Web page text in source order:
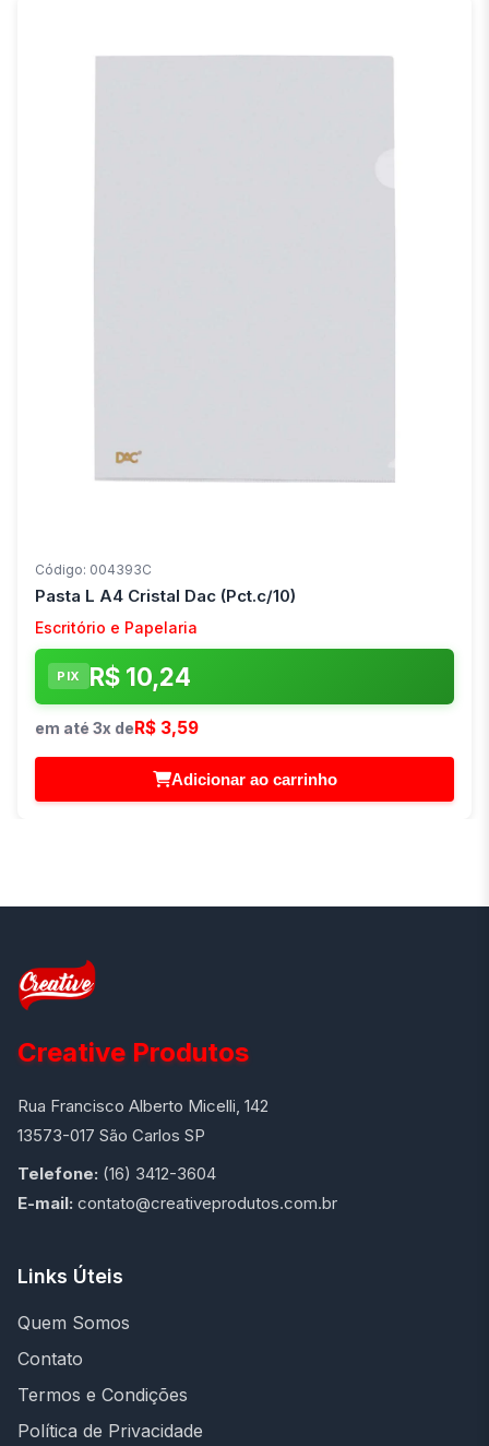
Código: 004393C
Pasta L A4 Cristal Dac (Pct.c/10)
Escritório e Papelaria
PIX R$ 10,24
em até 3x deR$ 3,59
Adicionar ao carrinho
Creative Produtos
Rua Francisco Alberto Micelli, 142
13573-017 São Carlos SP
Telefone: (16) 3412-3604
E-mail: contato@creativeprodutos.com.br
Links Úteis
Quem Somos
Contato
Termos e Condições
Política de Privacidade